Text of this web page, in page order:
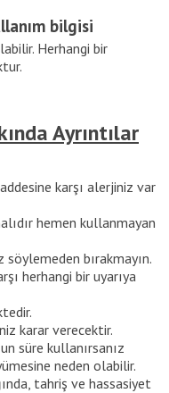
bilgisi
Herhangi bir
Ayrıntılar
karşı alerjiniz var
hemen kullanmayan
söylemeden bırakmayın.
herhangi bir uyarıya
karar verecektir.
süre kullanırsanız
neden olabilir.
tahriş ve hassasiyet